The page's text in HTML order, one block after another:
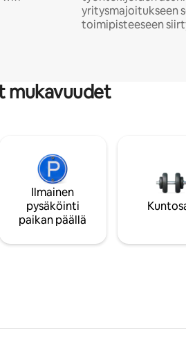
yritysmajoitukseen
toimipisteeseen
mukavuudet
Ilmainen
pysäköinti
paikan päällä